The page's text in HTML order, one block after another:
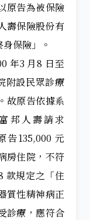
原告為被保險
壽保險股份有
保險」。
年3 月8 日至
附設民眾診療
故原告依據系
邦人壽請求
告135,000 元
房住院，不符
款規定之「住
質性精神病正
診療，應符合